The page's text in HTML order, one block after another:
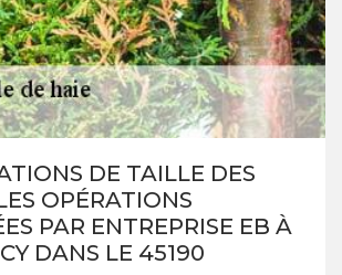
DE TAILLE DES
OPÉRATIONS
PAR ENTREPRISE EB À
DANS LE 45190